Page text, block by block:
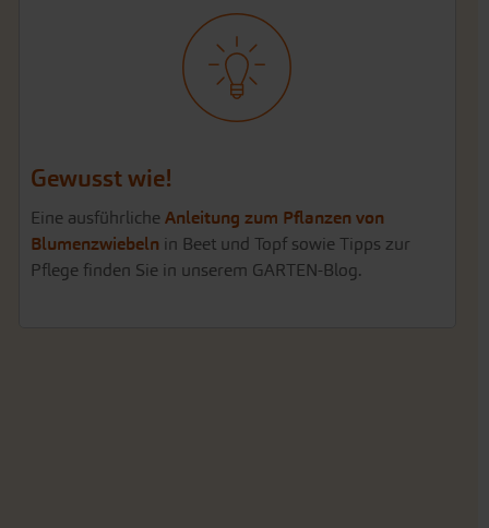
Gewusst wie!
Eine ausführliche Anleitung zum Pflanzen von
Blumenzwiebeln in Beet und Topf sowie Tipps zur
Pflege finden Sie in unserem GARTEN-Blog.